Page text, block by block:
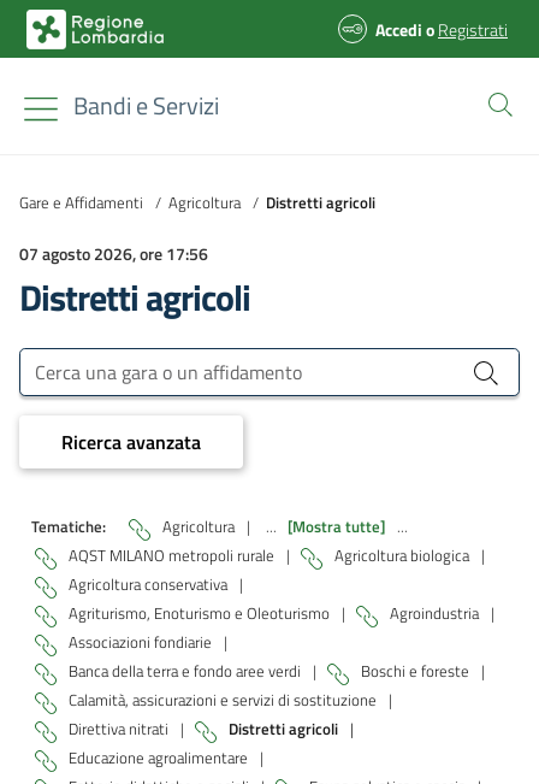
AccedioRegistrati
Bandi e Servizi
Gare e Affidamenti / Agricoltura / Distretti agricoli
07 agosto 2026, ore 17:56
Distretti agricoli
Bandi e Servizi
Cerca una gara o un affidamento
Ricerca avanzata
Tematiche: Agricoltura | ... [Mostra tutte] ...
AQST MILANO metropoli rurale | Agricoltura biologica |
Agricoltura conservativa |
Agriturismo, Enoturismo e Oleoturismo | Agroindustria |
Associazioni fondiarie |
Banca della terra e fondo aree verdi | Boschi e foreste |
Calamità, assicurazioni e servizi di sostituzione |
Direttiva nitrati | Distretti agricoli |
Educazione agroalimentare |